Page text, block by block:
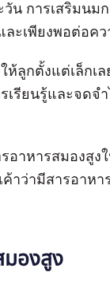
น การเสริมนม
ะเพียงพอต่อค
ลูกตั้งแต่เล็กเล
รียนรู้และจดจ
อาหารสมองสูง
าว่ามีสารอาหา
องสูง